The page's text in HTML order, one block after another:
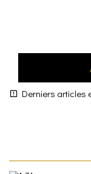
Derniers articles